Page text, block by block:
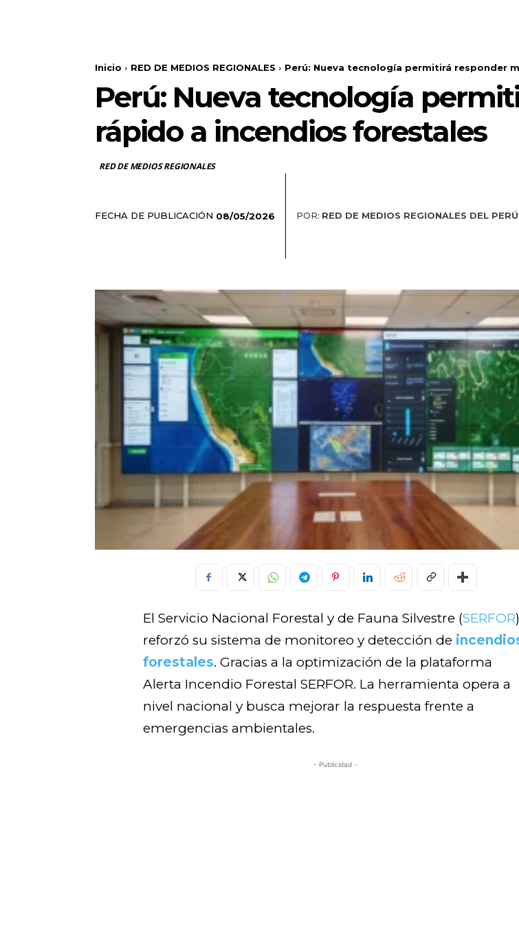
Inicio RED DE MEDIOS REGIONALES Perú: Nueva tecnología permitirá responder
Perú: Nueva tecnología
rápido a incendios forestales
RED DE MEDIOS REGIONALES
FECHA DE PUBLICACIÓN 08/05/2026 POR: RED DE MEDIOS REGIONALES DEL PERÚ
El Servicio Nacional Forestal y de Fauna Silvestre (SERFOR)
reforzó su sistema de monitoreo y detección de
forestales. Gracias a la optimización de la plataforma
Alerta Incendio Forestal SERFOR. La herramienta opera a
nivel nacional y busca mejorar la respuesta frente a
emergencias ambientales.
- Publicidad -